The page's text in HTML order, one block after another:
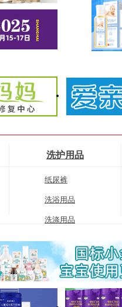
洗护用品
纸尿裤
洗浴用品
洗涤用品
护肤用品